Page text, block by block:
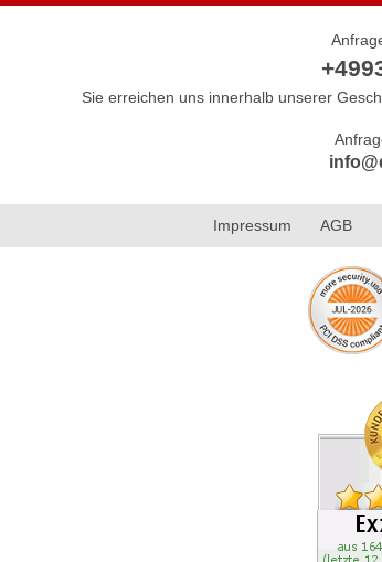
Sie erreichen uns innerhalb unserer
Impressum AGB